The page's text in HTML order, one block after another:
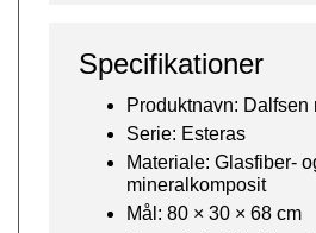
Specifikationer
Produktnavn: Dalfsen
Serie: Esteras
Materiale: Glasfiber-
mineralkomposit
Mål: 80 × 30 × 68 cm